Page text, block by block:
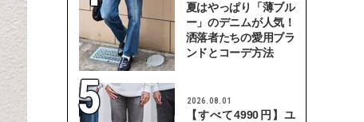
夏はやっぱり「薄ブル
ー」のデニムが人気！
洒落者たちの愛用ブラ
ンドとコーデ方法
2026.08.01
【すべて4990円】ユ